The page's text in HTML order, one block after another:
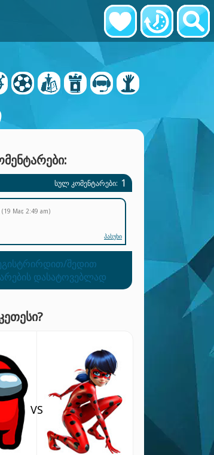
ᲡᲣᲚ ᲙᲝᲛᲔᲜᲢᲐᲠᲔᲑᲘ: 1
(19 Mar, 2:49 am)
პასუხი
შედით
დასატოვებლად
VS